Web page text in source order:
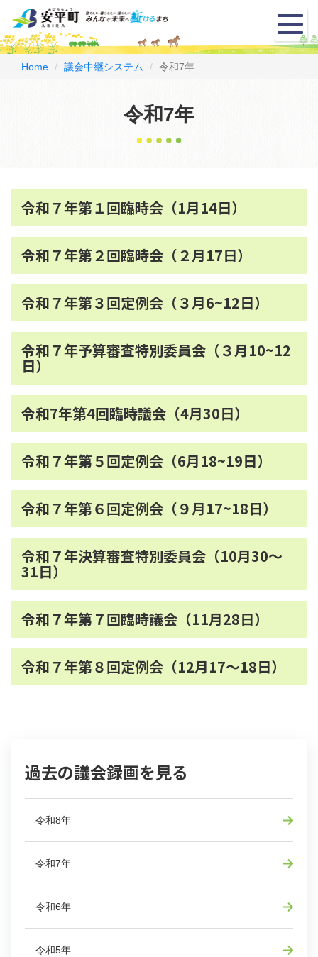
メ
ニ
ュ
Home 議会中継システム 令和7年
令和7年
令和７年第１回臨時会（1月14日）
令和７年第２回臨時会（２月17日）
令和７年第３回定例会（３月6~12日）
令和７年予算審査特別委員会（３月10~12
日）
令和7年第4回臨時議会（4月30日）
令和７年第５回定例会（6月18~19日）
令和７年第６回定例会（９月17~18日）
令和７年決算審査特別委員会（10月30～
31日）
令和７年第７回臨時議会（11月28日）
令和７年第８回定例会（12月17～18日）
過去の議会録画を見る
令和8年
令和7年
令和6年
令和5年